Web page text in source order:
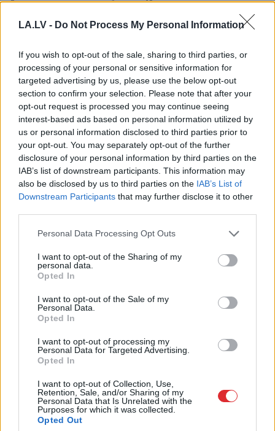
LA.LV - Do Not Process My Personal Information
If you wish to opt-out of the sale, sharing to third parties, or
processing of your personal or sensitive information for
targeted advertising by us, please use the below opt-out
section to confirm your selection. Please note that after your
opt-out request is processed you may continue seeing
interest-based ads based on personal information utilized by
us or personal information disclosed to third parties prior to
your opt-out. You may separately opt-out of the further
disclosure of your personal information by third parties on the
IAB’s list of downstream participants. This information may
also be disclosed by us to third parties on the IAB’s List of
Downstream Participants that may further disclose it to other
Please note that this website/app uses one or more Google
not limited to your visit or usage behaviour. You may click to
grant or deny consent to Google and its third-party tags to
use your data for below specified purposes in below Google
consent section.
Personal Data Processing Opt Outs
I want to opt-out of the Sharing of my
personal data.
Opted In
I want to opt-out of the Sale of my
Personal Data.
Opted In
I want to opt-out of processing my
Personal Data for Targeted Advertising.
Opted In
I want to opt-out of Collection, Use,
Retention, Sale, and/or Sharing of my
Personal Data that Is Unrelated with the
Purposes for which it was collected.
Opted Out
uziet ļoti biedējošu vietu
Pierīgānotikusi smaga
avārija – viens no
šoferiem aizbēdzis no
notikuma vietas
“Man nebija tās mātes
jūtas…” Elīna
Didrihsone atklāti par
laiku pēc dēla
piedzimšanas
“Pirmoreizi ko tādu
redzu.” Pircēji sajūsmā par